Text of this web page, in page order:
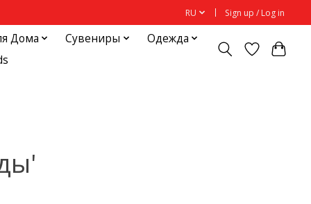
RU Sign up / Log in
Дома Сувениры
Одежда